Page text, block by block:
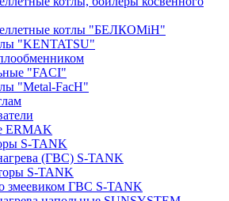
котлы "БЕЛКОМiН"
"KENTATSU"
"FACI"
"Metal-FacH"
ERMAK
S-TANK
(ГВС) S-TANK
S-TANK
змеевиком ГВС S-TANK